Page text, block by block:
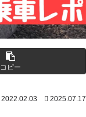
コピー
2022.02.03 2025.07.17